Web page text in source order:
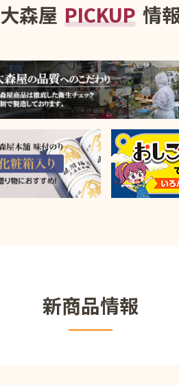
大森屋 PICKUP 情
新商品情報